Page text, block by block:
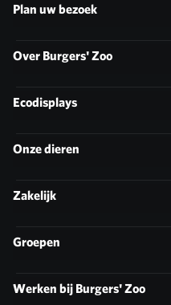
Plan uw bezoek
Over Burgers' Zoo
Ecodisplays
Onze dieren
Zakelijk
Groepen
Werken bij Burgers' Zoo